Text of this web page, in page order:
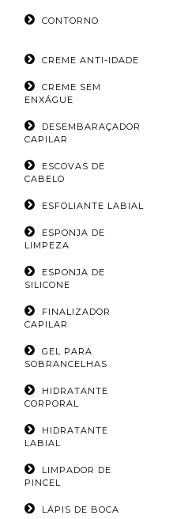
CONTORNO
CREME ANTI-IDADE
CREME SEM
ENXÁGUE
DESEMBARAÇADOR
CAPILAR
ESCOVAS DE
CABELO
ESFOLIANTE LABIAL
ESPONJA DE
LIMPEZA
ESPONJA DE
SILICONE
FINALIZADOR
CAPILAR
GEL PARA
SOBRANCELHAS
HIDRATANTE
CORPORAL
HIDRATANTE
LABIAL
LIMPADOR DE
PINCEL
LÁPIS DE BOCA